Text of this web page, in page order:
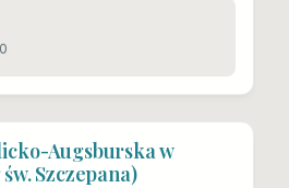
Augsburska w
Szczepana)